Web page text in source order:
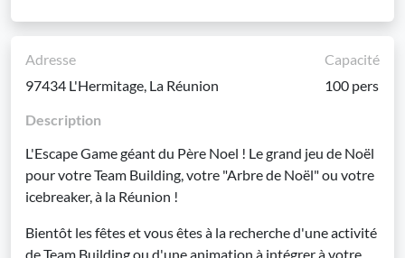
Adresse
97434 L'Hermitage, La Réunion
Capacité
100 pers
Description
L'Escape Game géant du Père Noel ! Le grand jeu de Noël
pour votre Team Building, votre "Arbre de Noël" ou votre
icebreaker, à la Réunion !
Bientôt les fêtes et vous êtes à la recherche d'une activité
de Team Building ou d'une animation à intégrer à votre